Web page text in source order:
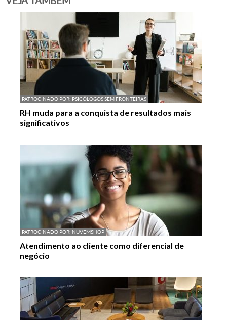
PATROCINADO POR: PSICÓLOGOS SEM FRONTEIRAS
RH muda para a conquista de resultados mais
significativos
PATROCINADO POR: NUVEMSHOP
Atendimento ao cliente como diferencial de
negócio